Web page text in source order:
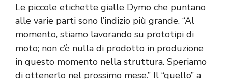
Le piccole etichette gialle Dymo che puntano
alle varie parti sono l’indizio più grande. “Al
momento, stiamo lavorando su prototipi di
moto; non c’è nulla di prodotto in produzione
in questo momento nella struttura. Speriamo
di ottenerlo nel prossimo mese.” Il “quello” a